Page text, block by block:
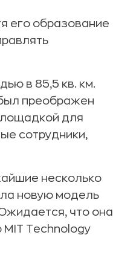
его образование
в 85,5 кв. км.
преображен
для
сотрудники,
несколько
новую модель
что она
MIT Technology